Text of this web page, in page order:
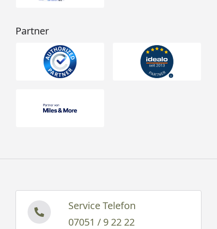
Partner
Service Telefon
07051 / 9 22 22